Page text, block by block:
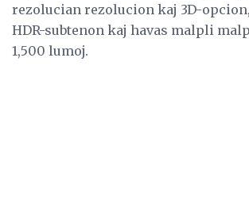
rezolucian rezolucion kaj 3D-
HDR-subtenon kaj havas malpli
1,500 lumoj.